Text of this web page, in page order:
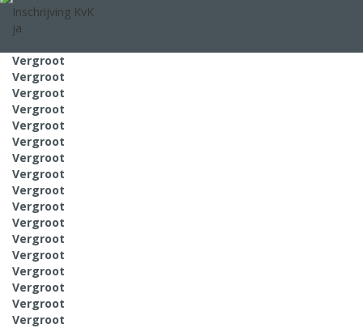
Inschrijving KvK
ja
Vergroot
Vergroot
Vergroot
Vergroot
Vergroot
Vergroot
Vergroot
Vergroot
Vergroot
Vergroot
Vergroot
Vergroot
Vergroot
Vergroot
Vergroot
Vergroot
Vergroot